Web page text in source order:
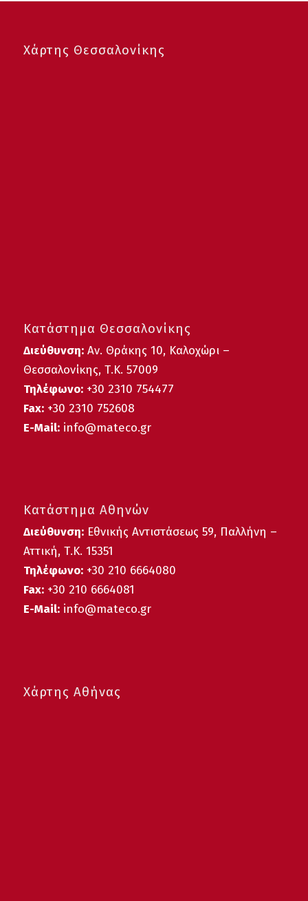
Χάρτης Θεσσαλονίκης
Κατάστημα Θεσσαλονίκης
Διεύθυνση:Αν. Θράκης 10, Καλοχώρι –
Θεσσαλονίκης, Τ.Κ. 57009
Τηλέφωνο:+30 2310 754477
Fax:+30 2310 752608
E-Mail:info@mateco.gr
Κατάστημα Αθηνών
Διεύθυνση:Εθνικής Αντιστάσεως 59, Παλλήνη –
Αττική, Τ.Κ. 15351
Τηλέφωνο: +30 210 6664080
Fax:+30 210 6664081
E-Mail: info@mateco.gr
Χάρτης Αθήνας